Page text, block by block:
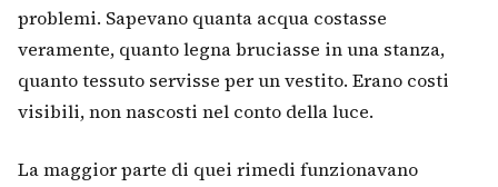
problemi. Sapevano quanta acqua costasse
veramente, quanto legna bruciasse in una stanza,
quanto tessuto servisse per un vestito. Erano costi
visibili, non nascosti nel conto della luce.
La maggior parte di quei rimedi funzionavano